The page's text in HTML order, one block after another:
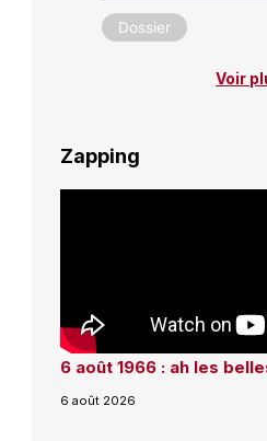
Dossier
Voir
Zapping
6 août 1966 : ah les
6 août 2026